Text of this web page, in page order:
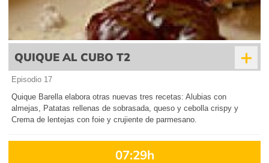
QUIQUE AL CUBO T2 +
Episodio 17
Quique Barella elabora otras nuevas tres recetas: Alubias con
almejas, Patatas rellenas de sobrasada, queso y cebolla crispy y
Crema de lentejas con foie y crujiente de parmesano.
07:29h